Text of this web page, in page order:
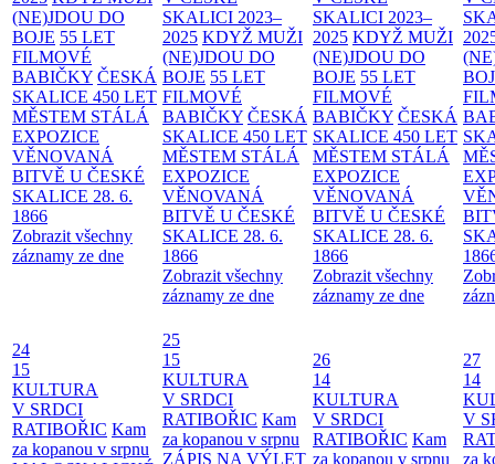
(NE)JDOU DO
BOJE 55 LET
FILMOVÉ
BABIČKY ČESKÁ
SKALICE 450 LET
MĚSTEM STÁLÁ
EXPOZICE
VĚNOVANÁ
BITVĚ U ČESKÉ
SKALICE 28. 6.
1866
Zobrazit všechny
záznamy ze dne
SKALICI 2023–
2025 KDYŽ MUŽI
(NE)JDOU DO
BOJE 55 LET
FILMOVÉ
BABIČKY ČESKÁ
SKALICE 450 LET
MĚSTEM STÁLÁ
EXPOZICE
VĚNOVANÁ
BITVĚ U ČESKÉ
SKALICE 28. 6.
1866
Zobrazit všechny
záznamy ze dne
SKALICI 2023–
2025 KDYŽ MUŽI
(NE)JDOU DO
BOJE 55 LET
FILMOVÉ
BABIČKY ČESKÁ
SKALICE 450 LET
MĚSTEM STÁLÁ
EXPOZICE
VĚNOVANÁ
BITVĚ U ČESKÉ
SKALICE 28. 6.
1866
Zobrazit všechny
záznamy ze dne
24
15
KULTURA
V SRDCI
RATIBOŘIC Kam
za kopanou v srpnu
25
15
KULTURA
V SRDCI
RATIBOŘIC Kam
za kopanou v srpnu
ZÁPIS NA VÝLET
26
14
KULTURA
V SRDCI
RATIBOŘIC Kam
za kopanou v srpnu
27
14
V
za